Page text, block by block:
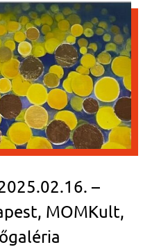
–
MOMKult,